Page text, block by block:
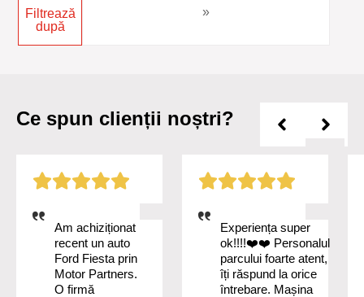
Filtrează
după
»
Ce spun clienții noștri?
Am achiziționat
recent un auto
Ford Fiesta prin
Motor Partners.
O firmă
Experiența super
ok!!!!❤️❤️ Personalul
parcului foarte atent,
îți răspund la orice
întrebare. Mașina